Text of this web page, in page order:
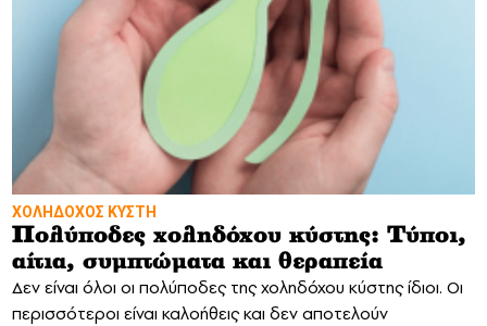
ΧΟΛΗΔΟΧΟΣ ΚΥΣΤΗ
Πολύποδες χοληδόχου κύστης: Τύποι,
αίτια, συμπτώματα και θεραπεία
Δεν είναι όλοι οι πολύποδες της χοληδόχου κύστης ίδιοι. Οι
περισσότεροι είναι καλοήθεις και δεν αποτελούν